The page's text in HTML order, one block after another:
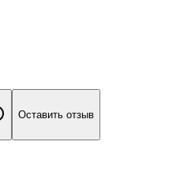
Оставить отзыв